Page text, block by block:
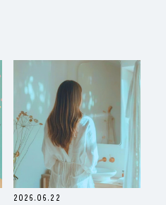
2026.06.22